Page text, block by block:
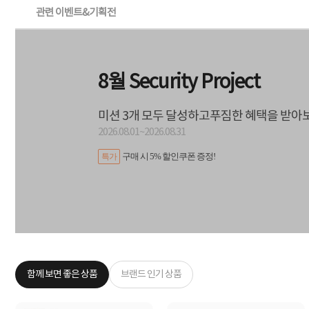
관련 이벤트&기획전
8월 Security Project
미션 3개 모두 달성하고푸짐한 혜택을 받아
2026.08.01~2026.08.31
특가 구매 시 5% 할인쿠폰 증정!
함께 보면 좋은 상품 브랜드 인기 상품